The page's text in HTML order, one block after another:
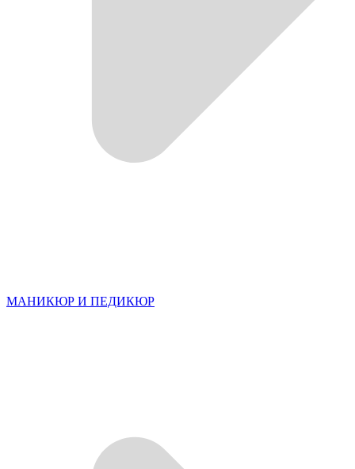
МАНИКЮР И ПЕДИКЮР